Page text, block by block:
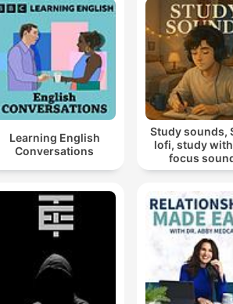
Learning English
Conversations
Study sounds,
lofi, study with
focus